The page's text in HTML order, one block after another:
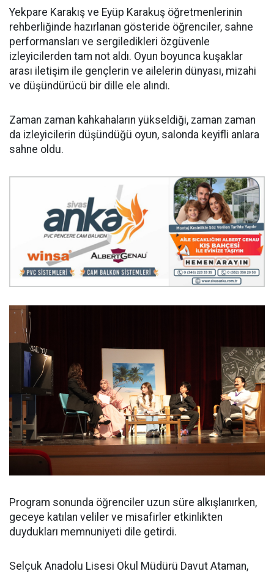
Yekpare Karakış ve Eyüp Karakuş öğretmenlerinin
rehberliğinde hazırlanan gösteride öğrenciler, sahne
performansları ve sergiledikleri özgüvenle
izleyicilerden tam not aldı. Oyun boyunca kuşaklar
arası iletişim ile gençlerin ve ailelerin dünyası, mizahi
ve düşündürücü bir dille ele alındı.
Zaman zaman kahkahaların yükseldiği, zaman zaman
da izleyicilerin düşündüğü oyun, salonda keyifli anlara
sahne oldu.
Program sonunda öğrenciler uzun süre alkışlanırken,
geceye katılan veliler ve misafirler etkinlikten
duydukları memnuniyeti dile getirdi.
Selçuk Anadolu Lisesi Okul Müdürü Davut Ataman,